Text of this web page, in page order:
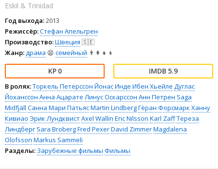
Eskil & Trinidad
Год выхода:2013
Режиссёр:Стефан Апельгрен
Производство:Швеция 🇸🇪
Жанр:драма 😫 семейный 👨‍👩‍👧‍👦
0 5.9
В ролях:Торкель Петерссон Йонас Инде Ибен Хьейле Дуглас
Йоханссон Анна Ацарате Линус Оскарссон Анн Петрен Saga
Midfjäll Санна Мари ПатьясMartin LindbergГёран Форсмарк Ханну
Кивиао Эрик ЛундквистAxel Wallin Eric Nilsson Karl ZaffТереза
Линдберг Sara BrobergFred PexerDavid ZimmerMagdalena
Olofsson Markus Sammeli
Разделы: Зарубежные фильмы Фильмы